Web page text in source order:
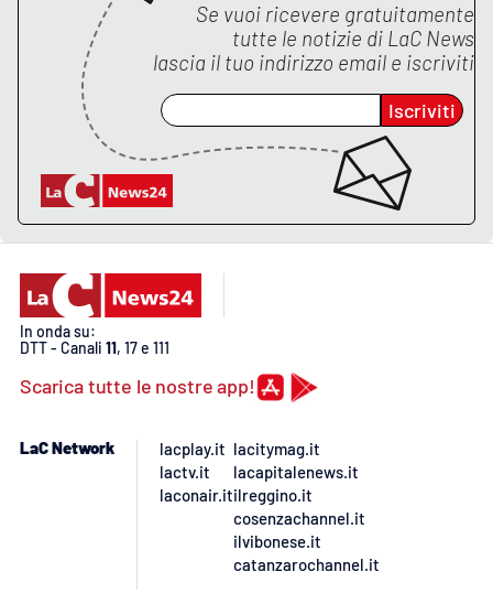
NETWORK
Lacplay.it
Lactv.it
Laconair.it
Lacitymag.it
Lacapitalenews.it
Ilreggino.it
Cosenzachannel.it
Se vuoi ricevere gratuitamente
tutte le notizie di LaC News
lascia il tuo indirizzo email e iscriviti
Iscriviti
In onda su:
DTT - Canali 11, 17 e 111
Scarica tutte le nostre app!
LaC Network
lacplay.it
lactv.it
laconair.it
lacitymag.it
lacapitalenews.it
ilreggino.it
cosenzachannel.it
ilvibonese.it
catanzarochannel.it